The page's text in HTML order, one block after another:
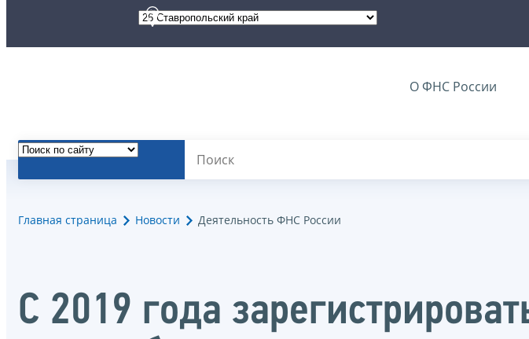
О ФНС России
Главная страница Новости Деятельность ФНС России
С 2019 года